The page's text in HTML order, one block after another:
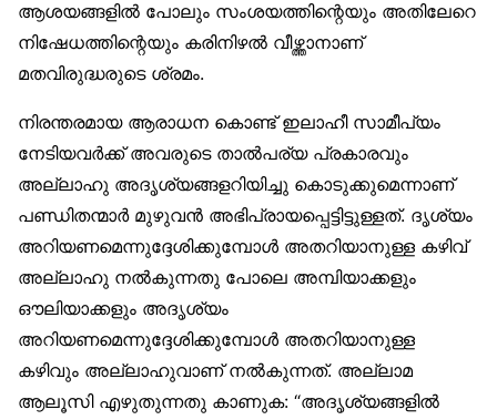
ആശയങ്ങളില്‍ പോലും സംശയത്തിന്റെയും അതിലേറെ
നിഷേധത്തിന്റെയും കരിനിഴല്‍ വീഴ്ത്താനാണ്
മതവിരുദ്ധരുടെ ശ്രമം.
നിരന്തരമായ ആരാധന കൊണ്ട് ഇലാഹീ സാമീപ്യം
നേടിയവര്‍ക്ക് അവരുടെ താല്‍പര്യ പ്രകാരവും
അല്ലാഹു അദൃശ്യങ്ങളറിയിച്ചു കൊടുക്കുമെന്നാണ്
പണ്ഡിതന്മാര്‍ മുഴുവന്‍ അഭിപ്രായപ്പെട്ടിട്ടുള്ളത്. ദൃശ്യം
അറിയണമെന്നുദ്ദേശിക്കുമ്പോള്‍ അതറിയാനുള്ള കഴിവ്
അല്ലാഹു നല്‍കുന്നതു പോലെ അമ്പിയാക്കളും
ഔലിയാക്കളും അദൃശ്യം
അറിയണമെന്നുദ്ദേശിക്കുമ്പോള്‍ അതറിയാനുള്ള
കഴിവും അല്ലാഹുവാണ് നല്‍കുന്നത്. അല്ലാമ
ആലൂസി എഴുതുന്നതു കാണുക: “അദൃശ്യങ്ങളില്‍